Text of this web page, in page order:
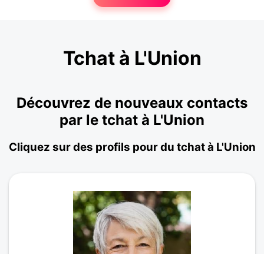
Tchat à L'Union
Découvrez de nouveaux contacts
par le tchat à L'Union
Cliquez sur des profils pour du tchat à L'Union